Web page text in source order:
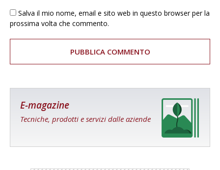
Salva il mio nome, email e sito web in questo browser per la
prossima volta che commento.
E-magazine
Tecniche, prodotti e servizi dalle aziende